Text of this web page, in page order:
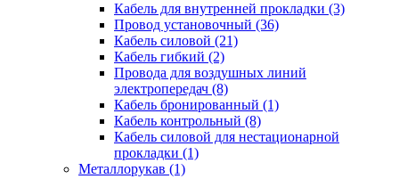
Кабель для внутренней прокладки (3)
Провод установочный (36)
Кабель силовой (21)
Кабель гибкий (2)
Провода для воздушных линий
электропередач (8)
Кабель бронированный (1)
Кабель контрольный (8)
Кабель силовой для нестационарной
прокладки (1)
Металлорукав (1)